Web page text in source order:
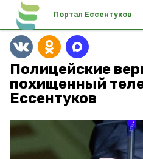
Портал Ессентуков
Полицейские
похищенный
Ессентуков